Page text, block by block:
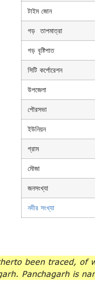
টাইম জোন
গড় তাপমাত্রা
গড় বৃষ্টিপাত
সিটি কর্পোরেশন
উপজেলা
পৌরসভা
ইউনিয়ন
গ্রাম
মৌজা
জনসংখ্যা
নদীর সংখ্যা
been traced, of
Panchagarh is